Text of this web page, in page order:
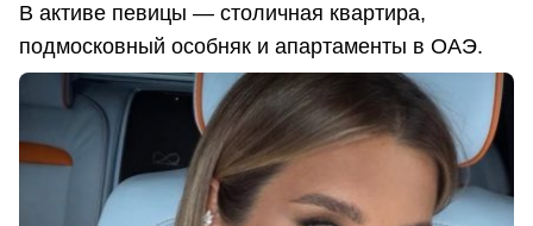
В активе певицы — столичная квартира,
подмосковный особняк и апартаменты в ОАЭ.